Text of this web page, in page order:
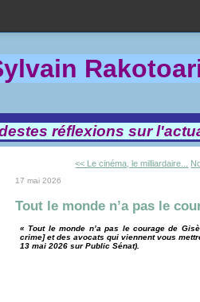
Rakotoa
réflexions sur
<< Le cinéma, le milliardaire...
17 mai 2026
Tout le monde n’a pas le
« Tout le monde n’a pas le courage de
crime] et des avocats qui viennent vous
13 mai 2026 sur Public Sénat).